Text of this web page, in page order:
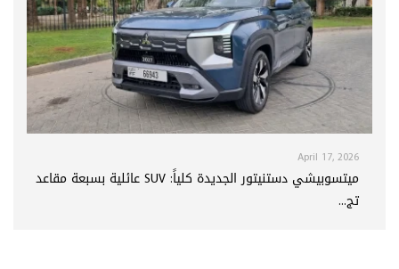
April 17, 2026
ميتسوبيشي دستنيتور الجديدة كلياً: SUV عائلية بسبعة مقاعد
تج...